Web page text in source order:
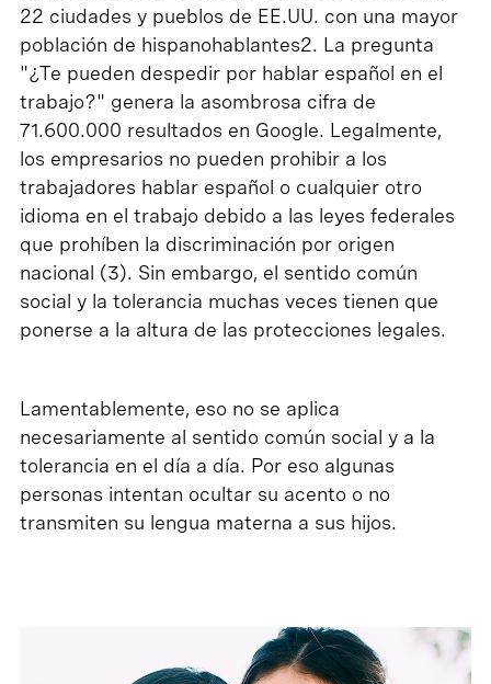
22 ciudades y pueblos de EE.UU. con una mayor
población de hispanohablantes2. La pregunta
"¿Te pueden despedir por hablar español en el
trabajo?" genera la asombrosa cifra de
71.600.000 resultados en Google. Legalmente,
los empresarios no pueden prohibir a los
trabajadores hablar español o cualquier otro
idioma en el trabajo debido a las leyes federales
que prohíben la discriminación por origen
nacional (3). Sin embargo, el sentido común
social y la tolerancia muchas veces tienen que
ponerse a la altura de las protecciones legales.
Lamentablemente, eso no se aplica
necesariamente al sentido común social y a la
tolerancia en el día a día. Por eso algunas
personas intentan ocultar su acento o no
transmiten su lengua materna a sus hijos.